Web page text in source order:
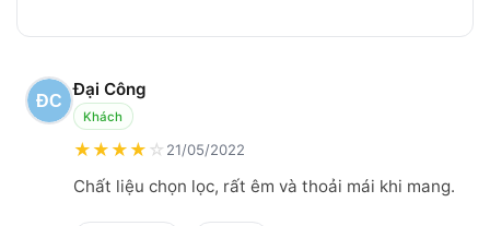
Đại Công
Khách
★ ★ ★ ★ ☆ 21/05/2022
Chất liệu chọn lọc, rất êm và thoải mái khi mang.